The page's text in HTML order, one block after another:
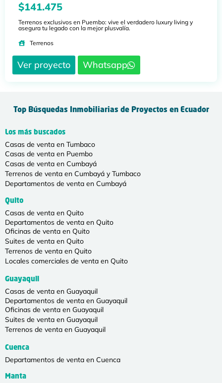
$141.475
Terrenos exclusivos en Puembo: vive el verdadero luxury living y
asegura tu legado con la mejor plusvalía.
Terrenos
Ver proyecto Whatsapp
Top Búsquedas Inmobiliarias de Proyectos en Ecuador
Los más buscados
Casas de venta en Tumbaco
Casas de venta en Puembo
Casas de venta en Cumbayá
Terrenos de venta en Cumbayá y Tumbaco
Departamentos de venta en Cumbayá
Quito
Casas de venta en Quito
Departamentos de venta en Quito
Oficinas de venta en Quito
Suites de venta en Quito
Terrenos de venta en Quito
Locales comerciales de venta en Quito
Guayaquil
Casas de venta en Guayaquil
Departamentos de venta en Guayaquil
Oficinas de venta en Guayaquil
Suites de venta en Guayaquil
Terrenos de venta en Guayaquil
Cuenca
Departamentos de venta en Cuenca
Manta